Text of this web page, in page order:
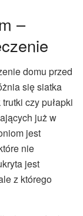
–
domu przed
się siatka
czy pułapki
już w
jest
nie
jest
z którego